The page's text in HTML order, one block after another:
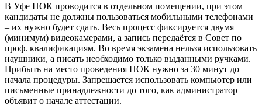
В Уфе НОК проводится в отдельном помещении, при этом
кандидаты не должны пользоваться мобильными телефонами
– их нужно будет сдать. Весь процесс фиксируется двумя
(минимум) видеокамерами, а запись передаётся в Совет по
проф. квалификациям. Во время экзамена нельзя использовать
наушники, а писать необходимо только выданными ручками.
Прибыть на место проведения НОК нужно за 30 минут до
начала процедуры. Запрещается использовать компьютер или
письменные принадлежности до того, как администратор
объявит о начале аттестации.